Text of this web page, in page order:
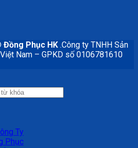
Đồng Phục HK .Công ty TNHH Sản
Nam – GPKD số 0106781610
Ty
Phục